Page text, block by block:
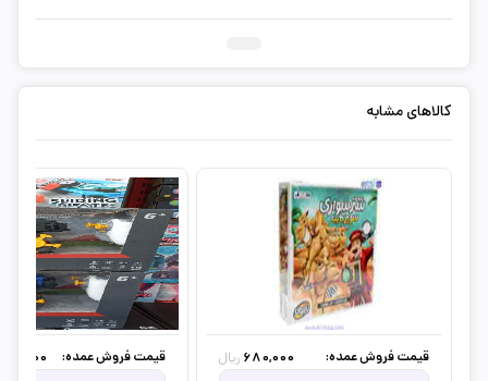
کالاهای مشابه
قیمت فروش عمده: 680,000 ریال قیمت فروش عمده: